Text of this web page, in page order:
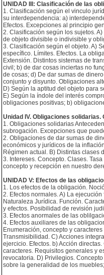
UNIDAD III: Clasificación de las
1. Clasificación según el vinculo
su interdependencia: a)
Efectos. Excepciones al principio
2. Clasificación según los sujetos.
de objeto divisible o indivisible y
3. Clasificación según el objeto. A)
específico. Límites. Efectos. La
Extensión. Distintos sistemas de
civil; b) de dar cosas inciertas no
de cosas; d) De dar sumas de
conjunto y disyunto. Obligaciones
D) Según la aptitud del objeto para
E) Según la índole del interés
obligaciones positivas; b)
Unidad IV. Obligaciones
1. Obligaciones solidarias
subrogación. Excepciones que
2. Obligaciones de dar sumas de
económicos y jurídicos de la
Régimen actual. B) Distintas
3. Intereses. Concepto. Clases.
concepto y recepción en nuestro
UNIDAD V: Efectos de las
1. Los efectos de la obligación.
2. Efectos normales. A) La
Naturaleza Jurídica. Función.
y efectos. Posibilidad de revisión
3. Efectos anormales de las
4. Efectos auxiliares de las
Enumeración, concepto y
Transmisibilidad. C) Acciones
ejercicio. Efectos. b) Acción
caracteres. Requisitos generales y
revocatoria. D) Privilegios.
sobre la generalidad de los